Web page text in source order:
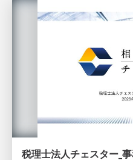
税理士法人チェスター_